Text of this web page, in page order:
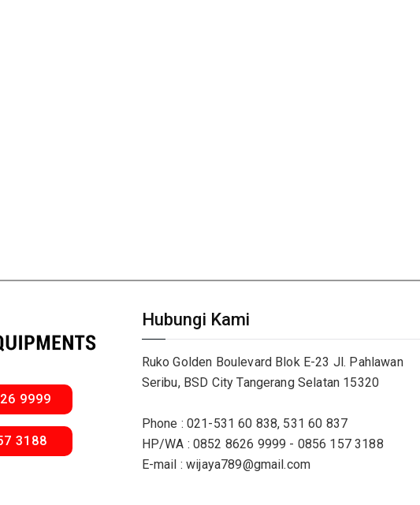
9999
3188
Hubungi Kami
Ruko Golden Boulevard Blok E-23 Jl. Pahlawan
Seribu, BSD City Tangerang Selatan 15320
Phone : 021-531 60 838, 531 60 837
HP/WA : 0852 8626 9999 - 0856 157 3188
E-mail : wijaya789@gmail.com